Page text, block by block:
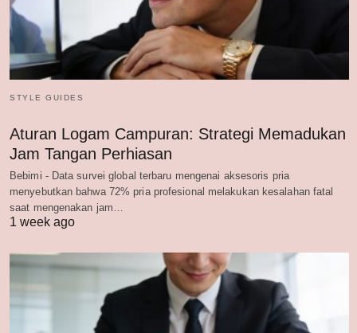
STYLE GUIDES
Aturan Logam Campuran: Strategi Memadukan
Jam Tangan Perhiasan
Bebimi - Data survei global terbaru mengenai aksesoris pria
menyebutkan bahwa 72% pria profesional melakukan kesalahan fatal
saat mengenakan jam…
1 week ago